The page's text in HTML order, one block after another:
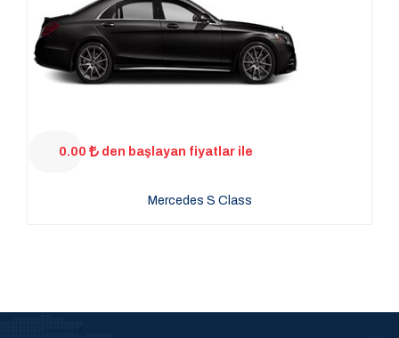
0.00 den başlayan fiyatlar ile
Mercedes S Class